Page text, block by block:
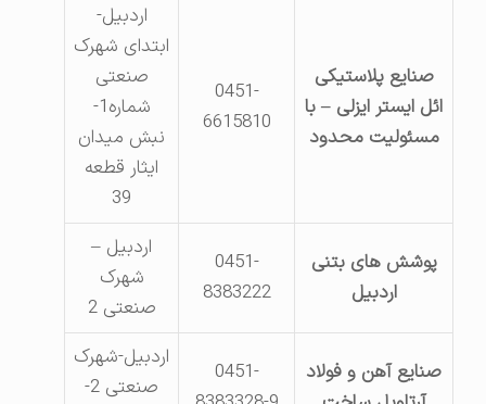
صنایع پلاستیکی
ائل ایستر ایزلی – با
مسئولیت محدود
0451-
6615810
اردبیل-
ابتدای شهرک
صنعتی
شماره1-
نبش میدان
ایثار قطعه
پوشش های بتنی
اردبیل
0451-
8383222
اردبیل –
شهرک
صنعتی 2
صنایع آهن و فولاد
0451-
اردبیل-شهرک
صنعتی 2-